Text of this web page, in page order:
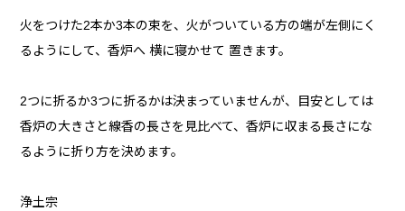
火をつけた2本か3本の束を、火がついている方の端が左側にく
るようにして、香炉へ 横に寝かせて 置きます。
2つに折るか3つに折るかは決まっていませんが、目安としては
香炉の大きさと線香の長さを見比べて、香炉に収まる長さにな
るように折り方を決めます。
浄土宗